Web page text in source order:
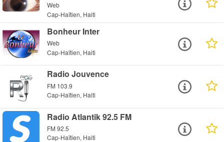
Web
Cap-Haïtien, Haiti
Bonheur Inter
Web
Cap-Haïtien, Haiti
Radio Jouvence
FM 103.9
Cap-Haïtien, Haiti
Radio Atlantik 92.5 FM
FM 92.5
Cap-Haïtien, Haiti